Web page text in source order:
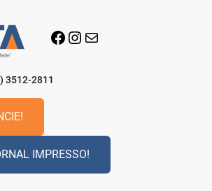
Facebook
Instagram
E-mail
3512-2811
IMPRESSO!